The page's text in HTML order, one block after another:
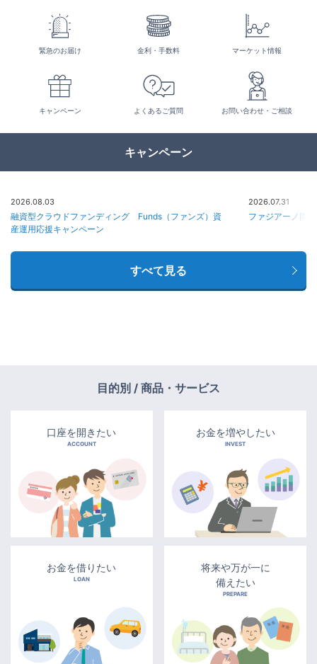
緊急のお届け 金利・手数料 マーケット情報
キャンペーン よくあるご質問 お問い合わせ・ご相談
キャンペーン
2026.08.03
融資型クラウドファンディング Funds（ファンズ）資
産運用応援キャンペーン
2026.07.31
ファジアーノ岡
すべて見る
目的別 / 商品・サービス
口座を開きたい
ACCOUNT
お金を増やしたい
INVEST
お金を借りたい
LOAN
将来や万が一に
備えたい
PREPARE